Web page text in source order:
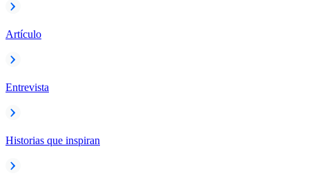
Artículo
Entrevista
Historias que inspiran